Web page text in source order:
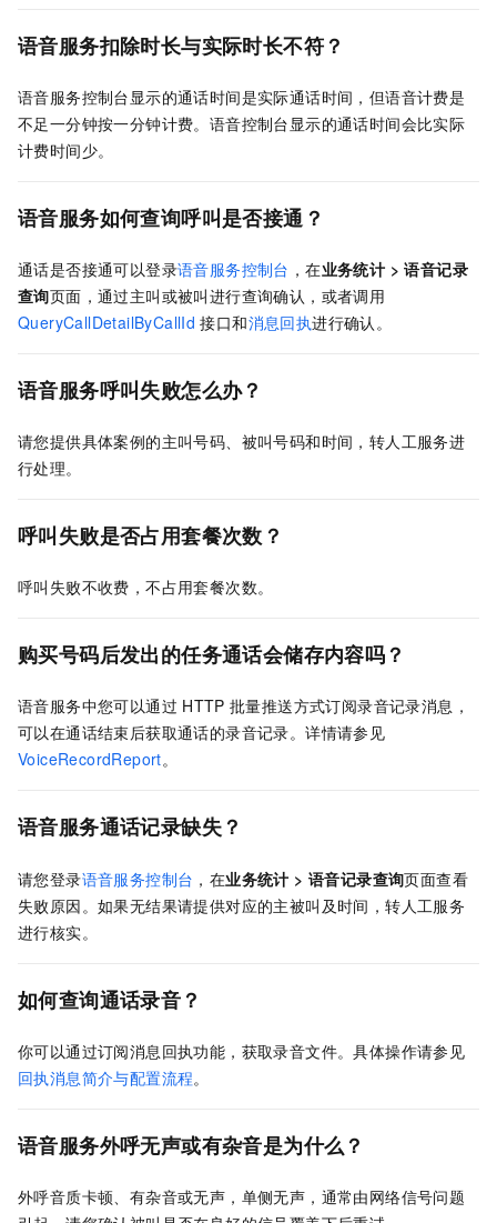
语音服务扣除时长与实际时长不符？
语音服务控制台显示的通话时间是实际通话时间，但语音计费是
不足一分钟按一分钟计费。语音控制台显示的通话时间会比实际
计费时间少。
语音服务如何查询呼叫是否接通？
通话是否接通可以登录语音服务控制台 ，在业务统计 >语音记录
查询页面，通过主叫或被叫进行查询确认，或者调用
QueryCallDetailByCallId 接口和消息回执进行确认。
语音服务呼叫失败怎么办？
请您提供具体案例的主叫号码、被叫号码和时间，转人工服务进
行处理。
呼叫失败是否占用套餐次数？
呼叫失败不收费，不占用套餐次数。
购买号码后发出的任务通话会储存内容吗？
语音服务中您可以通过 HTTP 批量推送方式订阅录音记录消息，
可以在通话结束后获取通话的录音记录。详情请参见
VoiceRecordReport。
语音服务通话记录缺失？
请您登录语音服务控制台 ，在业务统计 >语音记录查询页面查看
失败原因。如果无结果请提供对应的主被叫及时间，转人工服务
进行核实。
如何查询通话录音？
你可以通过订阅消息回执功能，获取录音文件。具体操作请参见
回执消息简介与配置流程。
语音服务外呼无声或有杂音是为什么？
外呼音质卡顿、有杂音或无声，单侧无声，通常由网络信号问题